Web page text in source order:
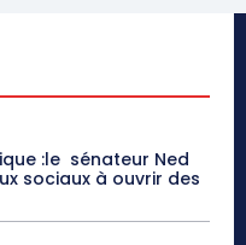
:le sénateur Ned
sociaux à ouvrir des